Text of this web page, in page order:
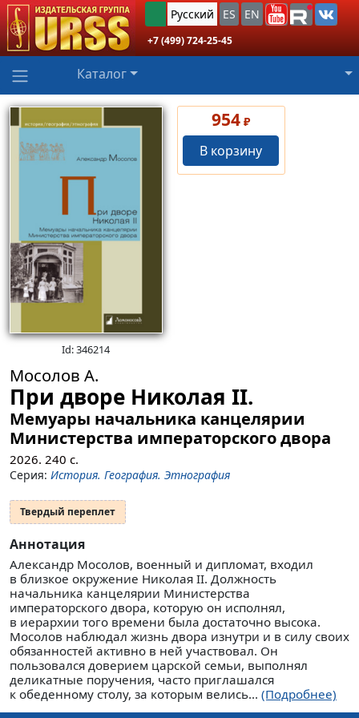
Русский ES EN
+7 (499) 724-25-45
Каталог
Id: 346214
954 ₽
В корзину
Мосолов А.
При дворе Николая II.
Мемуары начальника канцелярии
Министерства императорского двора
2026. 240 с.
Серия: История. География. Этнография
Твердый переплет
Аннотация
Александр Мосолов, военный и дипломат, входил
в близкое окружение Николая II. Должность
начальника канцелярии Министерства
императорского двора, которую он исполнял,
в иерархии того времени была достаточно высока.
Мосолов наблюдал жизнь двора изнутри и в силу своих
обязанностей активно в ней участвовал. Он
пользовался доверием царской семьи, выполнял
деликатные поручения, часто приглашался
к обеденному столу, за которым велись... (Подробнее)